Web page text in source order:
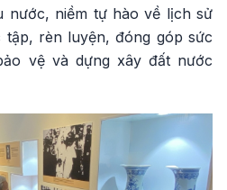
nước, niềm tự hào về lịch sử
rèn luyện, đóng góp sức
vệ và dựng xây đất nước